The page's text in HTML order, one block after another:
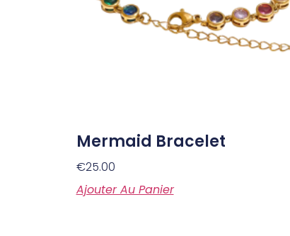
Mermaid Bracelet
€25.00
Ajouter Au Panier